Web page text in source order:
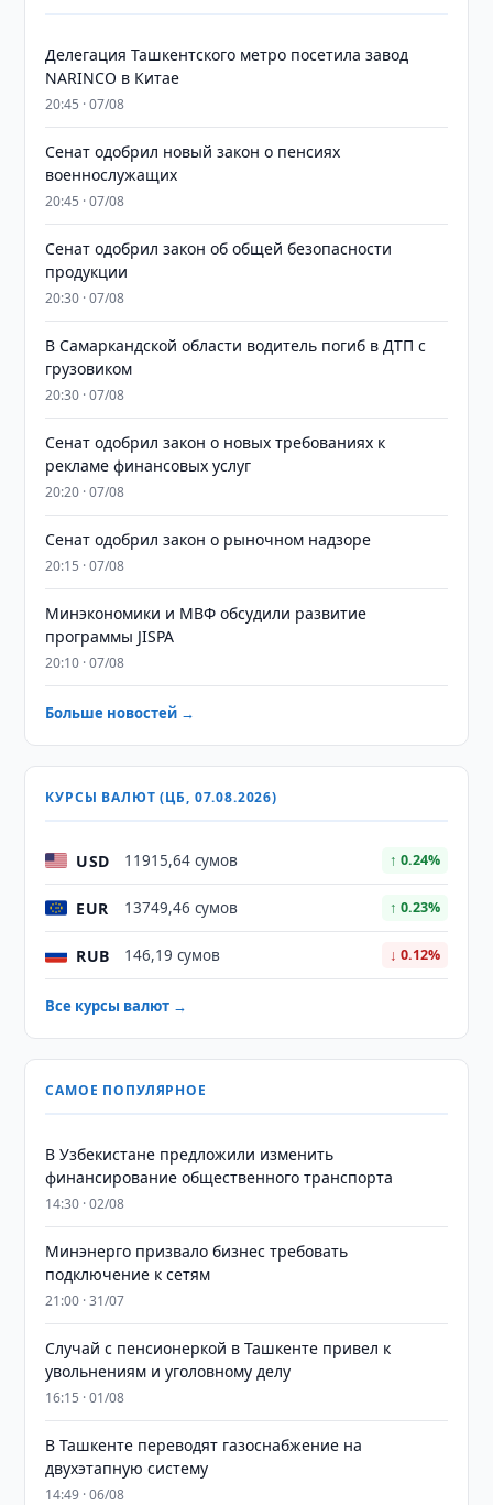
Делегация Ташкентского метро посетила завод
NARINCO в Китае
20:45 · 07/08
Сенат одобрил новый закон о пенсиях
военнослужащих
20:45 · 07/08
Сенат одобрил закон об общей безопасности
продукции
20:30 · 07/08
В Самаркандской области водитель погиб в ДТП с
грузовиком
20:30 · 07/08
Сенат одобрил закон о новых требованиях к
рекламе финансовых услуг
20:20 · 07/08
Сенат одобрил закон о рыночном надзоре
20:15 · 07/08
Минэкономики и МВФ обсудили развитие
программы JISPA
20:10 · 07/08
Больше новостей →
КУРСЫ ВАЛЮТ (ЦБ, 07.08.2026)
USD 11915,64 сумов ↑ 0.24%
EUR 13749,46 сумов ↑ 0.23%
RUB 146,19 сумов ↓ 0.12%
Все курсы валют →
САМОЕ ПОПУЛЯРНОЕ
В Узбекистане предложили изменить
финансирование общественного транспорта
14:30 · 02/08
Минэнерго призвало бизнес требовать
подключение к сетям
21:00 · 31/07
Случай с пенсионеркой в Ташкенте привел к
увольнениям и уголовному делу
16:15 · 01/08
В Ташкенте переводят газоснабжение на
двухэтапную систему
14:49 · 06/08